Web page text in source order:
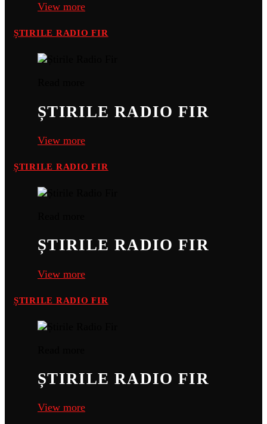
View more
ȘTIRILE RADIO FIR
ȘTIRILE RADIO FIR
View more
ȘTIRILE RADIO FIR
ȘTIRILE RADIO FIR
View more
ȘTIRILE RADIO FIR
ȘTIRILE RADIO FIR
View more